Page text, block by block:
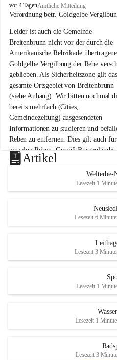
B
r
i
t
e
n
b
r
u
n
n
a
m
N
e
u
s
d
S
vor 4 TagenAmtliche Mitteilung
Verordnung betr. Goldgelbe
Leider ist auch die Gemeinde
Breitenbrunn nicht vor der durch die
Amerikanische Rebzikade übertragene
Goldgelbe Vergilbung der Rebe
geblieben. Als Sicherheitszone gilt das
gesamte Ortsgebiet von Breitenbrunn
(siehe Anhang). Wir bitten nochmal
bereits mehrfach (Cities,
Gemeindezeitung) ausgesendeten
Informationen zu studieren und
Reben zu entfernen. Dies gilt auch für
einzelne Reben. Gemäß
Weinbaugesetz sind nicht gepflegte
unzulässige Weingärten zu roden!
helfen wir zusammen um unsere
vor den prognostizierten
und den daraus folgenden
Maßnahmen zur Bekämpfung
Rebe und der Amerikanischen
Anhang VBl. EU Nr. 18
1 Seite•1,4 MB
VBl. EU Nr. 18_2026
Artikel
Welterbe-
Lesezeit 1
Lesezeit 6
Lesezeit 3
Lesezeit 1
Lesezeit 1 Minute
Lesezeit 3